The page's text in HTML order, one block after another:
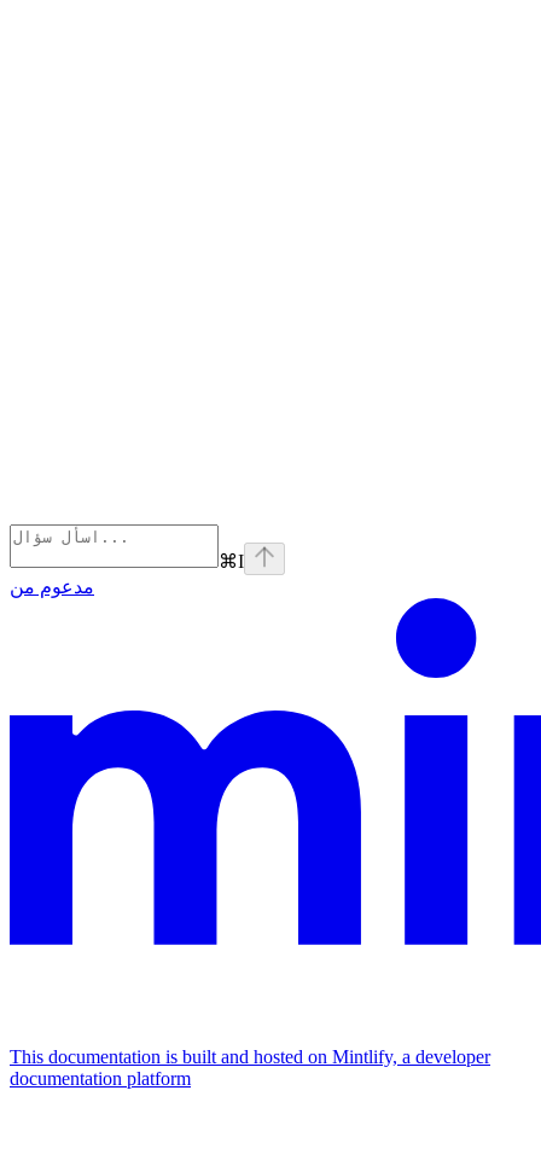
⌘I
مدعوم من
This documentation is built and hosted on Mintlify, a developer
documentation platform